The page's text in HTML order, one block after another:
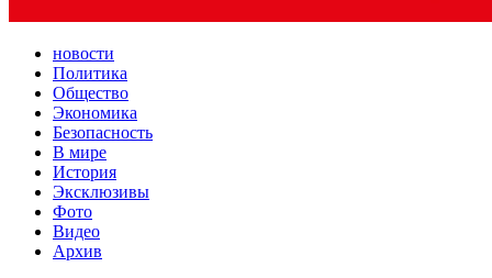
новости
Политика
Общество
Экономика
Безопасность
В мире
История
Эксклюзивы
Фото
Видео
Архив